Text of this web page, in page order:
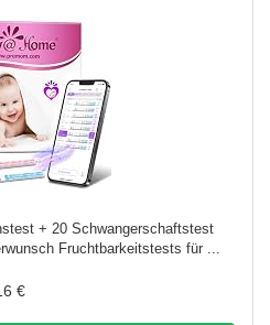
+ 20 Schwangerschaftstest
Fruchtbarkeitstests für ...
€